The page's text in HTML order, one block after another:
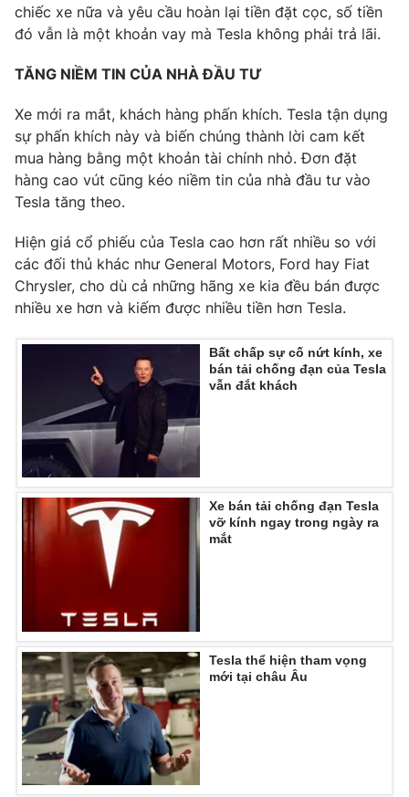
THỜI BÁO VTV
Theo dõi báo trên
Cơ quan chủ quản:
Cơ quan báo chí: Thời báo VTV
Giấy phép hoạt động báo in và báo điện tử số 483/GP-BTTTT
cấp ngày 29/12/2023
Tổng Biên tập: Vũ Thanh Thủy
Nguyễn Trọng Ninh
Tổng đài VTV:024.38 355 931 - 024.38 355 932
Ðiện thoại Thời báo VTV:
Email:toasoan@vtv.vn
Liên hệ quảng cáo: 024-7300.7108
® Cấm sao chép dưới mọi hình thức nếu không có sự chấp
thuận bằng văn bản. Ghi rõ nguồn VTV.vn khi phát hành lại
thông tin từ website này.
chiếc xe nữa và yêu cầu hoàn lại tiền đặt cọc, số tiền
đó vẫn là một khoản vay mà Tesla không phải trả lãi.
TĂNG NIỀM TIN CỦA NHÀ ĐẦU TƯ
Xe mới ra mắt, khách hàng phấn khích. Tesla tận dụng
sự phấn khích này và biến chúng thành lời cam kết
mua hàng bằng một khoản tài chính nhỏ. Đơn đặt
hàng cao vút cũng kéo niềm tin của nhà đầu tư vào
Tesla tăng theo.
Hiện giá cổ phiếu của Tesla cao hơn rất nhiều so với
các đối thủ khác như General Motors, Ford hay Fiat
Chrysler, cho dù cả những hãng xe kia đều bán được
nhiều xe hơn và kiếm được nhiều tiền hơn Tesla.
Bất chấp sự cố nứt kính, xe
bán tải chống đạn của Tesla
vẫn đắt khách
Xe bán tải chống đạn Tesla
vỡ kính ngay trong ngày ra
mắt
Tesla thể hiện tham vọng
mới tại châu Âu